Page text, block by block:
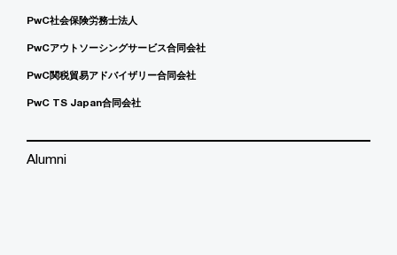
PwC社会保険労務士法人
PwCアウトソーシングサービス合同会社
PwC関税貿易アドバイザリー合同会社
PwC TS Japan合同会社
Alumni